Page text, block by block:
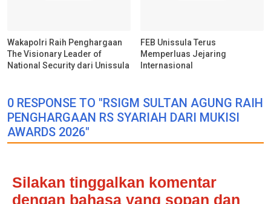
Wakapolri Raih Penghargaan
The Visionary Leader of
National Security dari Unissula
FEB Unissula Terus
Memperluas Jejaring
Internasional
0 RESPONSE TO "RSIGM SULTAN AGUNG RAIH
PENGHARGAAN RS SYARIAH DARI MUKISI
AWARDS 2026"
Silakan tinggalkan komentar
dengan bahasa yang sopan dan